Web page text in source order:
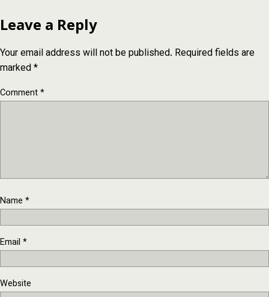
Leave a Reply
Your email address will not be published. Required fields are
marked*
Comment*
Name *
Email *
Website